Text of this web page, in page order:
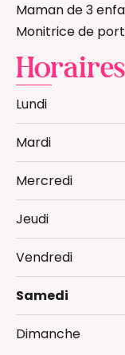
Maman de 3
Monitrice de
Horaires
Lundi
Mardi
Mercredi
Jeudi
Vendredi
Samedi
Dimanche